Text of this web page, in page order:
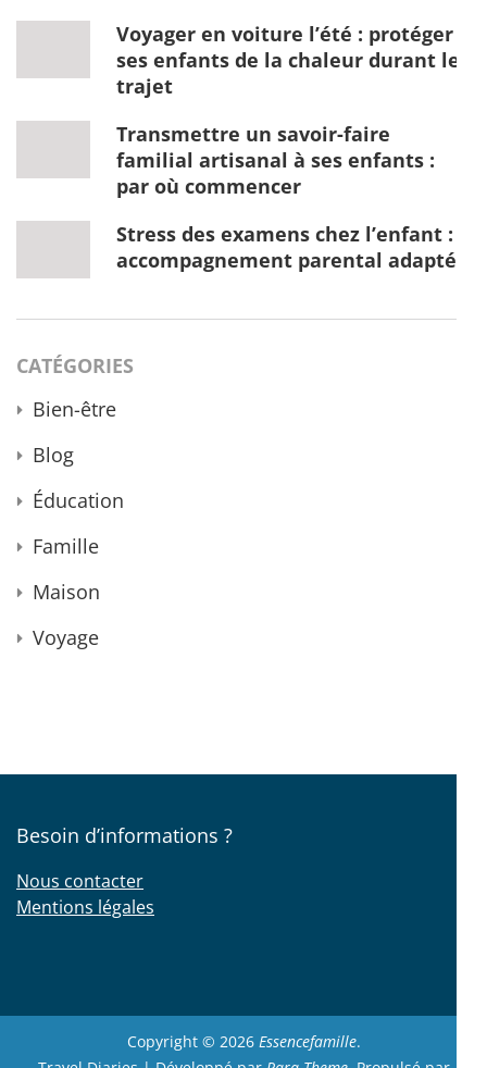
Voyager en voiture l’été : protéger
ses enfants de la chaleur durant le
trajet
Transmettre un savoir-faire
familial artisanal à ses enfants :
par où commencer
Stress des examens chez l’enfant :
accompagnement parental adapté
CATÉGORIES
Bien-être
Blog
Éducation
Famille
Maison
Voyage
Besoin d’informations ?
Nous contacter
Mentions légales
Copyright © 2026 Essencefamille.